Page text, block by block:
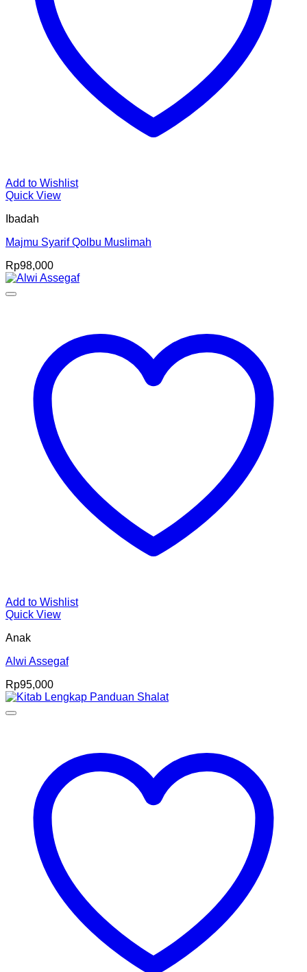
Add to Wishlist
Quick View
Ibadah
Majmu Syarif Qolbu Muslimah
Rp98,000
Add to Wishlist
Quick View
Anak
Alwi Assegaf
Rp95,000